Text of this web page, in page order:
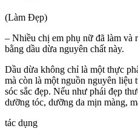
(Làm Đẹp)
– Nhiều chị em phụ nữ đã làm và
bằng dầu dừa nguyên chất này.
Dầu dừa không chỉ là một thực
mà còn là một nguồn nguyên liệu
sóc sắc đẹp. Nếu như phái đẹp
dưỡng tóc, dưỡng da mịn màng,
tác dụng